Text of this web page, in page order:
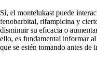
Sí, el montelukast puede
fenobarbital, rifampicina y
disminuir su eficacia o
ello, es fundamental informar
que se estén tomando antes